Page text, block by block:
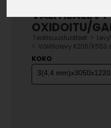
OXIDOITU/
Teollisuustuotteet»
Välitilalevy K205/
KOKO